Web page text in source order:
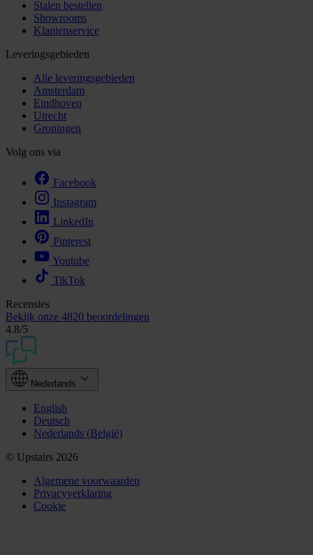
Stalen bestellen
Showrooms
Klantenservice
Leveringsgebieden
Alle leveringsgebieden
Amsterdam
Eindhoven
Utrecht
Groningen
Volg ons via
Facebook
Instagram
LinkedIn
Pinterest
Youtube
TikTok
Recensies
Bekijk onze 4820 beoordelingen
4.8/5
Nederlands
English
Deutsch
Nederlands (België)
© Upstairs 2026
Algemene voorwaarden
Privacyverklaring
Cookie